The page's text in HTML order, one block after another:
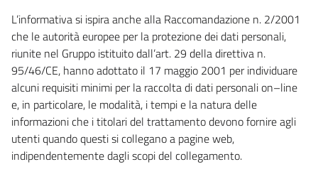
L’informativa si ispira anche alla Raccomandazione n. 2/2001
che le autorità europee per la protezione dei dati personali,
riunite nel Gruppo istituito dall’art. 29 della direttiva n.
95/46/CE, hanno adottato il 17 maggio 2001 per individuare
alcuni requisiti minimi per la raccolta di dati personali on–line
e, in particolare, le modalità, i tempi e la natura delle
informazioni che i titolari del trattamento devono fornire agli
utenti quando questi si collegano a pagine web,
indipendentemente dagli scopi del collegamento.